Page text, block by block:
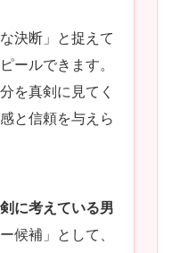
決断」と捉えて
ールできます。
を真剣に見てく
と信頼を与えら
に考えている男
候補」として、